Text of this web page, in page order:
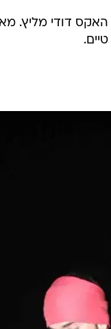
דודי מליץ.